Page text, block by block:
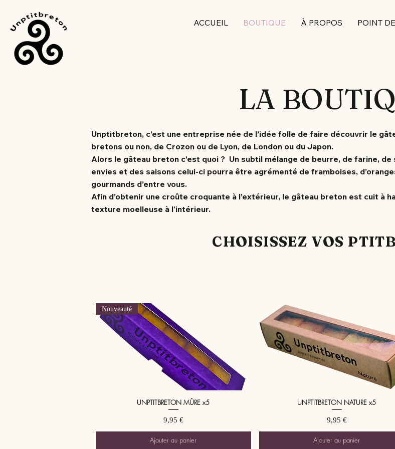
ACCUEIL BOUTIQUE À PROPOS POINT
LA
Unptitbreton, c’est une entreprise née de l’idée folle de faire découvrir le
bretons ou non, de Crozon ou de Lyon, de London ou du Japon.
Alors le gâteau breton c’est quoi ? Un subtil mélange de beurre, de farine,
envies et des saisons celui-ci pourra être agrémenté de framboises,
gourmands d’entre vous.
Afin d’obtenir une croûte croquante à l’extérieur, le gâteau breton est cuit à
texture moelleuse à l'intérieur.
CHOISISSEZ VOS
Aperçu rapide
Nouveauté
UNPTITBRETON MÛRE x5
Prix
9,95 €
Ajouter au panier
Aperçu rapide
UNPTITBRETON NATURE x5
Prix
9,95 €
Ajouter au panier